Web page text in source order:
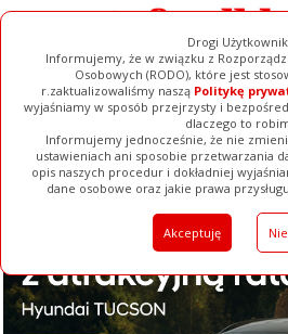
Drogi
Informujemy, że w związku z
Osobowych (RODO), które jest
r.zaktualizowaliśmy naszą Politykę
wyjaśniamy w sposób przejrzysty i
dlaczego to
Informujemy jednocześnie, że nie
ustawieniach ani sposobie przetwarzania
opis naszych procedur i dokładniej
dane osobowe oraz jakie prawa
Akceptuję
Ogłoszenia Filmy Galerie